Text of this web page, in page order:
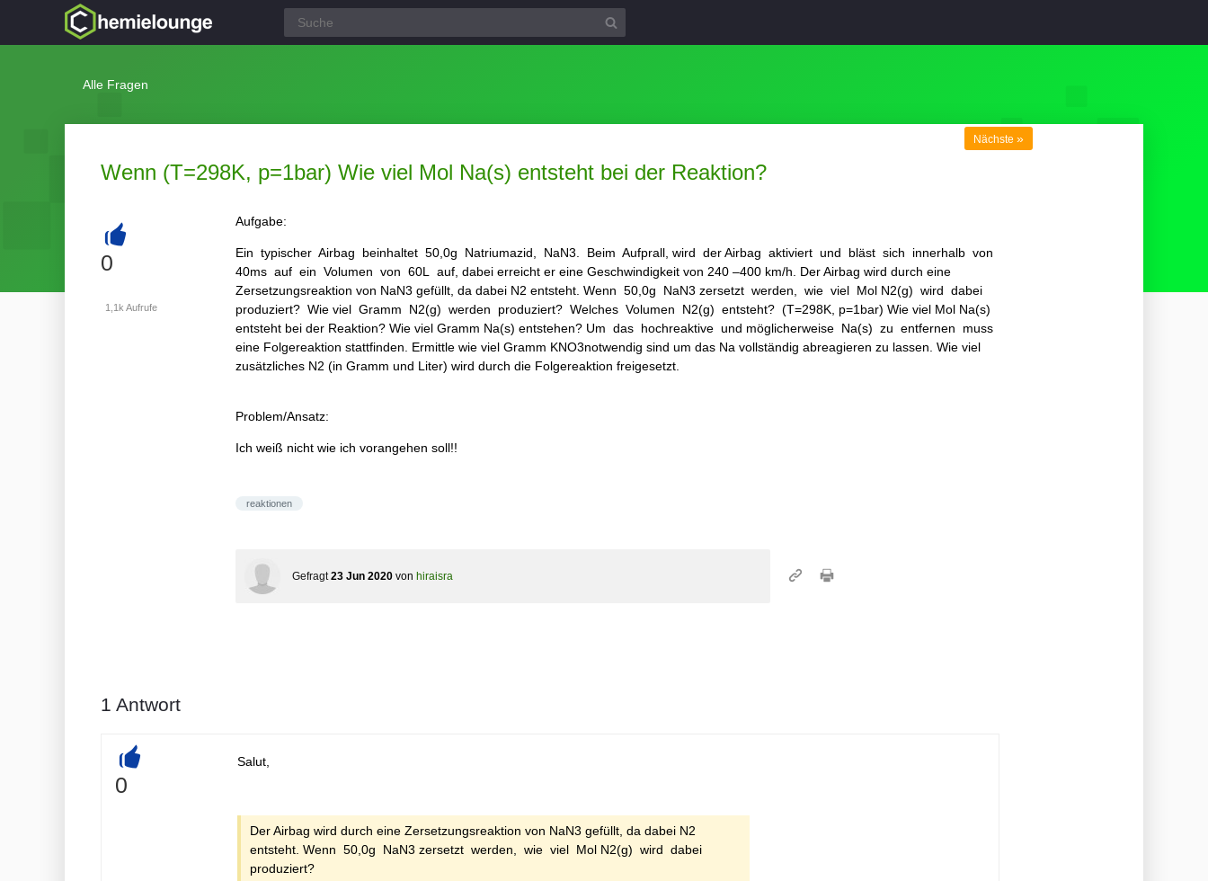
Alle Fragen
Wenn (T=298K, p=1bar) Wie viel Mol Na(s) entsteht bei der Reaktion?
Nächste »
+
0
1,1k Aufrufe
Aufgabe:
Ein typischer Airbag beinhaltet 50,0g Natriumazid, NaN3. Beim Aufprall, wird der Airbag aktiviert und bläst sich innerhalb von
40ms auf ein Volumen von 60L auf, dabei erreicht er eine Geschwindigkeit von 240 –400 km/h. Der Airbag wird durch eine
Zersetzungsreaktion von NaN3 gefüllt, da dabei N2 entsteht. Wenn 50,0g NaN3 zersetzt werden, wie viel Mol N2(g) wird dabei
produziert? Wie viel Gramm N2(g) werden produziert? Welches Volumen N2(g) entsteht? (T=298K, p=1bar) Wie viel Mol Na(s)
entsteht bei der Reaktion? Wie viel Gramm Na(s) entstehen? Um das hochreaktive und möglicherweise Na(s) zu entfernen muss
eine Folgereaktion stattfinden. Ermittle wie viel Gramm KNO3notwendig sind um das Na vollständig abreagieren zu lassen. Wie viel
zusätzliches N2 (in Gramm und Liter) wird durch die Folgereaktion freigesetzt.
Problem/Ansatz:
Ich weiß nicht wie ich vorangehen soll!!
reaktionen
Gefragt 23 Jun 2020 von hiraisra
1 Antwort
+
0
Salut,
Der Airbag wird durch eine Zersetzungsreaktion von NaN3 gefüllt, da dabei N2
entsteht. Wenn 50,0g NaN3 zersetzt werden, wie viel Mol N2(g) wird dabei
produziert?